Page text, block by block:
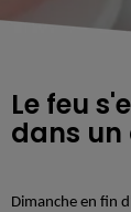
Le feu
dans un
Dimanche en fin